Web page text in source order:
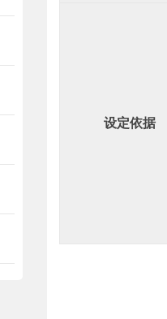
设定依据